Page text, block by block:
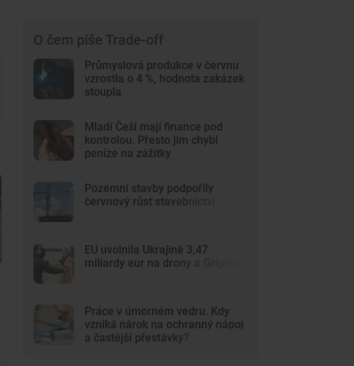
O čem píše Trade-off
Průmyslová produkce v červnu
vzrostla o 4 %, hodnota zakázek
stoupla
Mladí Češi mají finance pod
kontrolou. Přesto jim chybí
peníze na zážitky
Pozemní stavby podpořily
červnový růst stavebnictví
EU uvolnila Ukrajině 3,47
miliardy eur na drony a Gripeny
Práce v úmorném vedru. Kdy
vzniká nárok na ochranný nápoj
a častější přestávky?